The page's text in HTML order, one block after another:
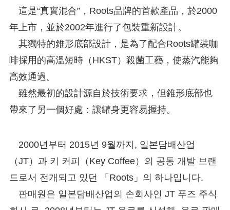
這是“真實混合”，Roots品牌的首款產品，於2000
年上市，並於2002年進行了包裝重新設計。
其獨特的錐形底部設計，是為了配合Roots罐裝咖
啡採用的高溫短時（HKST）殺菌工藝，使蒸汽能夠
高效通過。
雖然最初的設計源自於技術要求，但錐形底部也
帶來了另一個好處：讓罐身更容易握持。
2000년부터 2015년 9월까지, 일본담배산업
（JT）과 키 커피（Key Coffee）의 공동 개발 브랜
드로서 전개되고 있던 「Roots」의 하나입니다.
판매원은 일본담배산업의 손회사인 JT 푸즈 주식